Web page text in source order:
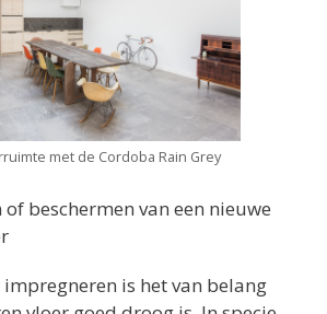
met de Cordoba Rain Grey
beschermen van een nieuwe
is het van belang